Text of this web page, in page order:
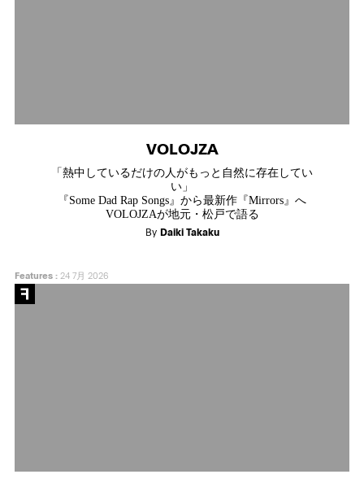
VOLOJZA
「熱中しているだけの人がもっと自然に存在してい
い」
『Some Dad Rap Songs』から最新作『Mirrors』へ
VOLOJZAが地元・松戸で語る
By Daiki Takaku
Features:24 7月 2026